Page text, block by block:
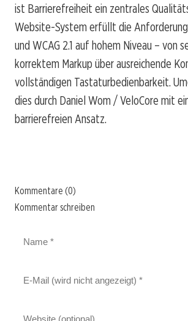
ist Barrierefreiheit ein zentrales
Website-System erfüllt die
und WCAG 2.1 auf hohem Niveau – von
korrektem Markup über ausreichende
vollständigen Tastaturbedienbarkeit.
dies durch Daniel Wom / VeloCore mit
barrierefreien Ansatz.
Kommentare (0)
Kommentar schreiben